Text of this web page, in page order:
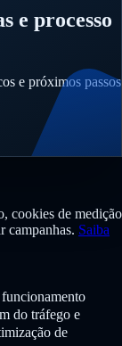
e processo
e próximos passos
cookies de medição
campanhas. Saiba
do tráfego e
de